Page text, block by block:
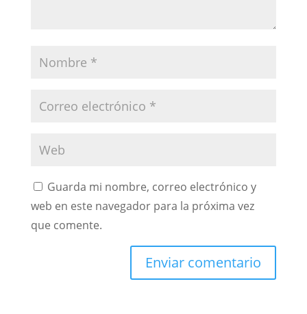
Guarda mi nombre, correo electrónico y
web en este navegador para la próxima vez
que comente.